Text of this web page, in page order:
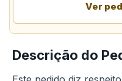
Ver
Descrição do